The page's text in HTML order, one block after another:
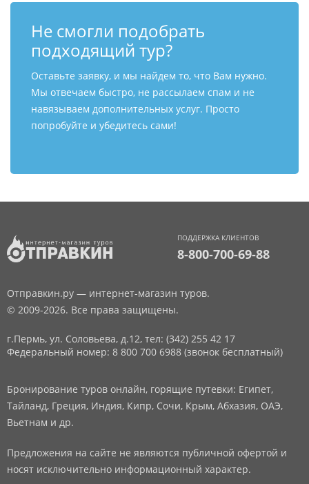
Не смогли подобрать
подходящий тур?
Оставьте заявку, и мы найдем то, что Вам нужно.
Мы отвечаем быстро, не рассылаем спам и не
навязываем дополнительных услуг. Просто
попробуйте и убедитесь сами!
ПОДДЕРЖКА КЛИЕНТОВ
8-800-700-69-88
Отправкин.ру — интернет-магазин туров.
© 2009-2026. Все права защищены.
г.Пермь, ул. Соловьева, д.12, тел: (342) 255 42 17
Федеральный номер: 8 800 700 6988 (звонок бесплатный)
Бронирование туров онлайн, горящие путевки: Египет,
Тайланд, Греция, Индия, Кипр, Сочи, Крым, Абхазия, ОАЭ,
Вьетнам и др.
Предложения на сайте не являются публичной офертой и
носят исключительно информационный характер.